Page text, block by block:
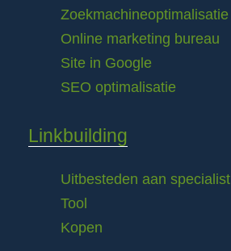
Zoekmachineoptimalisatie
Online marketing bureau
Site in Google
SEO optimalisatie
Linkbuilding
Uitbesteden aan specialist
Tool
Kopen